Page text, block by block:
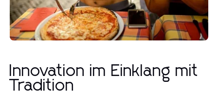
Innovation im Einklang mit
Tradition